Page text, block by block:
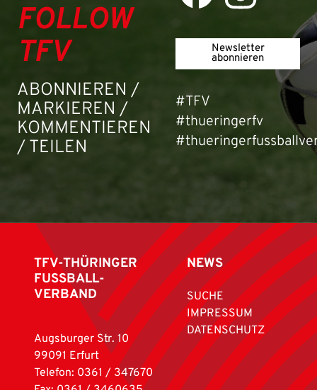
FOLLOW
TFV
ABONNIEREN /
MARKIEREN /
KOMMENTIEREN
/ TEILEN
Newsletter
abonnieren
#TFV
#thueringerfv
TFV-THÜRINGER
FUSSBALL-
VERBAND
Augsburger Str. 10
99091 Erfurt
Telefon: 0361 / 347670
NEWS
SUCHE
IMPRESSUM
DATENSCHUTZ